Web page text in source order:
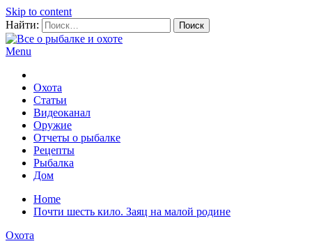
Skip to content
Найти:
Menu
Охота
Статьи
Видеоканал
Оружие
Отчеты о рыбалке
Рецепты
Рыбалка
Дом
Home
Почти шесть кило. Заяц на малой родине
Охота